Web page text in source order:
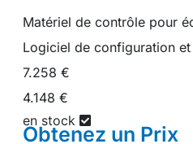
Matériel de contrôle pour
Logiciel de configuration
7.258 €
4.148 €
en stock
Obtenez un Prix